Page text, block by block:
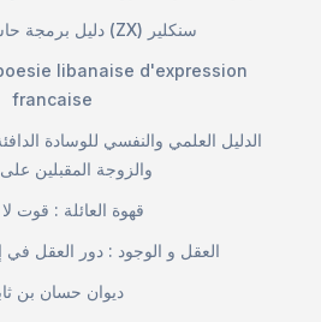
دليل برمجة حاسب سبكتروم (ZX) سنكلير
libanaise d'expression
francaise
الدليل العلمي والنفسي للوسادة
والزوجة المقبلين
قهوة العائلة : قوت
العقل و الوجود : دور العقل في
ديوان حسان بن